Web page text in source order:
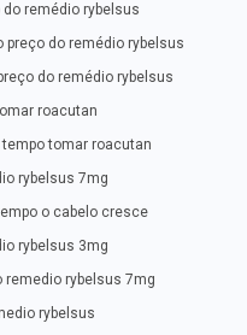
remédio rybelsus
preço do remédio rybelsus
do remédio rybelsus
roacutan
tomar roacutan
rybelsus 7mg
o cabelo cresce
rybelsus 3mg
remedio rybelsus 7mg
rybelsus